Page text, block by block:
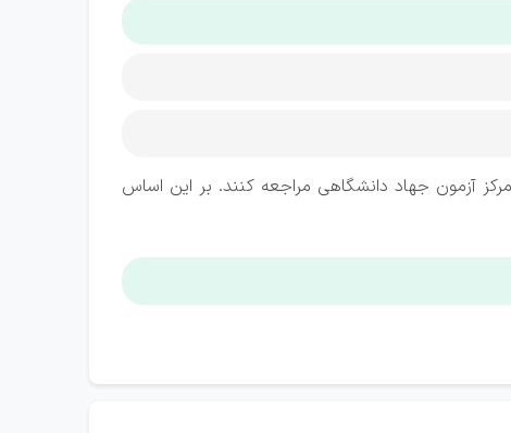
ثبت نام خود به سایت مرکز آزمون جهاد دانشگاهی مراجعه کنند. بر این اساس